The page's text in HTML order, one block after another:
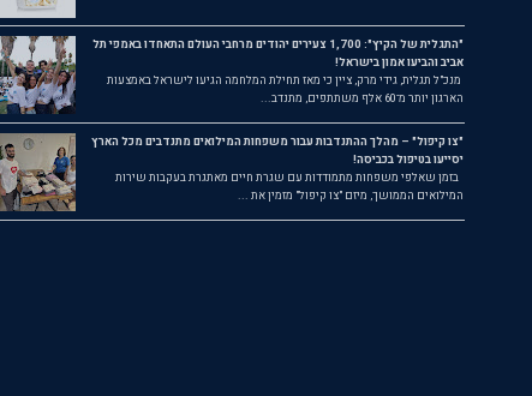
"התגלית של הקיץ": 1,700 צעירים יהודים מרחבי העולם התאחדו באמפי תל
אביב והביעו אמון בישראל!
מנכ"ל תגלית, גידי מרק, ציין כי מאז תחילת המלחמה הגיעו לישראל באמצעות
הארגון יותר מ־60 אלף משתתפים, מתנדב...
"צו קיפול" – מהלך ההתנדבות עבור משפחות המילואים מתנדבים מכל הארץ
יסייעו בטיפול בכביסה!
בזמן שאלפי משפחות מתמודדות עם שגרת חיים מאתגרת בעקבות שירות
המילואים הממושך, מיזם "צו קיפול" מזמין את ...